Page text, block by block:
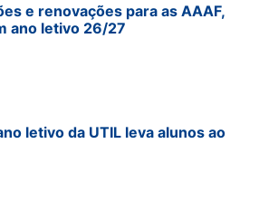
e renovações para as AAAF,
ano letivo 26/27
letivo da UTIL leva alunos ao